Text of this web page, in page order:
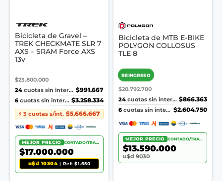
Bicicleta de Gravel –
TREK CHECKMATE SLR 7
AXS – SRAM Force AXS
13v
$23.800.000
24 cuotas sin interés
$991.667
6 cuotas sin interés $3.258.334
⚡ 3 cuotas s/int. $5.666.667
MEJOR PRECIO CONTADO/TRANSF.
$17.000.000
u$d 10304 | Ref: $1.650
Bicicleta de MTB E-BIKE
POLYGON COLLOSUS
TLE 8
REINGRESO
$20.792.700
24 cuotas sin interés
$866.363
6 cuotas sin interés $2.604.750
MEJOR PRECIO CONTADO/TRANSF.
$13.590.000
u$d 9030